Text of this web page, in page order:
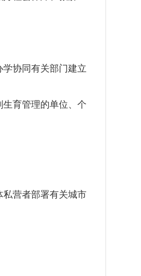
协同有关部门建立
生育管理的单位、个
私营者部署有关城市